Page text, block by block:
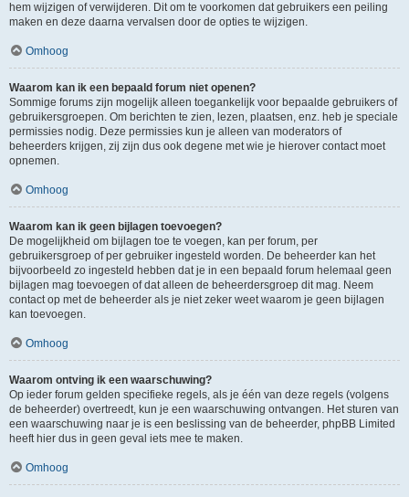
hem wijzigen of verwijderen. Dit om te voorkomen dat gebruikers een peiling
maken en deze daarna vervalsen door de opties te wijzigen.
Omhoog
Waarom kan ik een bepaald forum niet openen?
Sommige forums zijn mogelijk alleen toegankelijk voor bepaalde gebruikers of
gebruikersgroepen. Om berichten te zien, lezen, plaatsen, enz. heb je speciale
permissies nodig. Deze permissies kun je alleen van moderators of
beheerders krijgen, zij zijn dus ook degene met wie je hierover contact moet
opnemen.
Omhoog
Waarom kan ik geen bijlagen toevoegen?
De mogelijkheid om bijlagen toe te voegen, kan per forum, per
gebruikersgroep of per gebruiker ingesteld worden. De beheerder kan het
bijvoorbeeld zo ingesteld hebben dat je in een bepaald forum helemaal geen
bijlagen mag toevoegen of dat alleen de beheerdersgroep dit mag. Neem
contact op met de beheerder als je niet zeker weet waarom je geen bijlagen
kan toevoegen.
Omhoog
Waarom ontving ik een waarschuwing?
Op ieder forum gelden specifieke regels, als je één van deze regels (volgens
de beheerder) overtreedt, kun je een waarschuwing ontvangen. Het sturen van
een waarschuwing naar je is een beslissing van de beheerder, phpBB Limited
heeft hier dus in geen geval iets mee te maken.
Omhoog